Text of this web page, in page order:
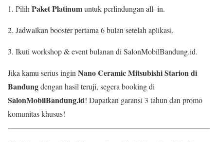
Pilih Paket Platinumuntuk perlindungan all–in.
Jadwalkan booster pertama 6 bulan setelah aplikasi.
Ikuti workshop & event bulanan di SalonMobilBandung.id.
Jika kamu serius ingin Nano Ceramic Mitsubishi Starion di
Bandungdengan hasil teruji, segera booking di
SalonMobilBandung.id! Dapatkan garansi 3 tahun dan promo
komunitas khusus!